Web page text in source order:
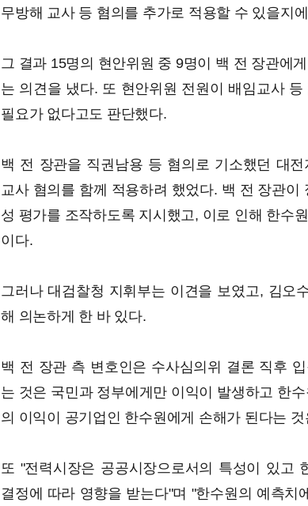
무방해 교사 등 혐의를 추가로 적용할 수 있을지
그 결과 15명의 현안위원 중 9명이 백 전 장관에
는 의견을 냈다. 또 현안위원 전원이 배임교사
필요가 없다고도 판단했다.
백 전 장관을 직권남용 등 혐의로 기소했던 대
교사 혐의를 함께 적용하려 했었다. 백 전 장관이
성 평가를 조작하도록 지시했고, 이로 인해 한수
이다.
그러나 대검찰청 지휘부는 이견을 보였고, 김오
해 의논하게 한 바 있다.
백 전 장관 측 변호인은 수사심의위 결론 직후
는 것은 국민과 정부에게만 이익이 발생하고 한
의 이익이 공기업인 한수원에게 손해가 된다는
또 "전력시장은 공공시장으로서의 특성이 있고
결정에 따라 영향을 받는다"며 "한수원의 예측치